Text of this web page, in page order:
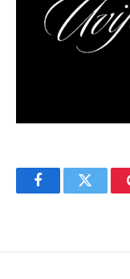
FacebookTwitter